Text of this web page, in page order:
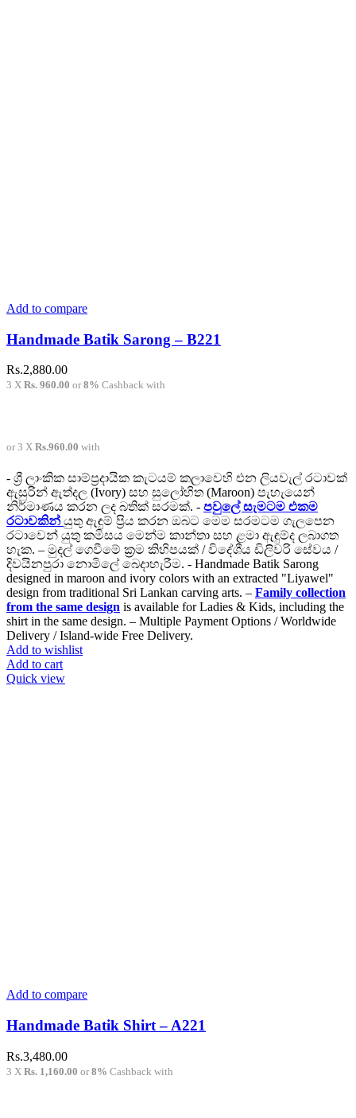
Add to compare
Handmade Batik Sarong – B221
Rs.2,880.00
3 X Rs. 960.00 or8% Cashback with
or 3 X Rs.960.00 with
- ශ්‍රී ලාංකික සාම්ප්‍රදායික කැටයම් කලාවෙහි එන ලියවැල් රටාවක්
ඇසුරින් ඇත්දල (Ivory) සහ සුලෝහිත (Maroon) පැහැයෙන්
නිර්මාණය කරන ලද බතික් සරමක්. - පවුලේ සැමටම එකම
රටාවකින් යුතු ඇඳුම් ප්‍රිය කරන ඔබට මෙම සරමටම ගැලපෙන
රටාවෙන් යුතු කමිසය මෙන්ම කාන්තා සහ ළමා ඇඳුම්ද ලබාගත
හැක. – මුදල් ගෙවීමේ ක්‍රම කිහිපයක් / විදේශීය ඩිලිවරි සේවය /
දිවයිනපුරා නොමිලේ බෙදාහැරීම. - Handmade Batik Sarong
designed in maroon and ivory colors with an extracted "Liyawel"
design from traditional Sri Lankan carving arts. – Family collection
from the same design is available for Ladies & Kids, including the
shirt in the same design. – Multiple Payment Options / Worldwide
Delivery / Island-wide Free Delivery.
Add to wishlist
Add to cart
Quick view
Add to compare
Handmade Batik Shirt – A221
Rs.3,480.00
3 X Rs. 1,160.00 or8% Cashback with